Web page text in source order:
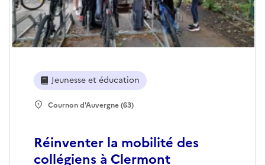
Réinventer la mobilité des
collégiens à Clermont
Jeunesse et éducation
Cournon d'Auvergne (63)